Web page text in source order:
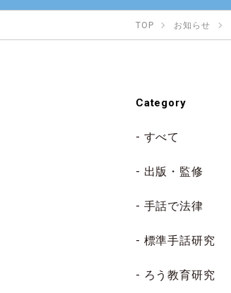
TOP お知らせ
Category
すべて
出版・監修
手話で法律
標準手話研究
ろう教育研究